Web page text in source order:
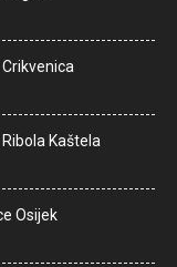
Kaštela
Osijek